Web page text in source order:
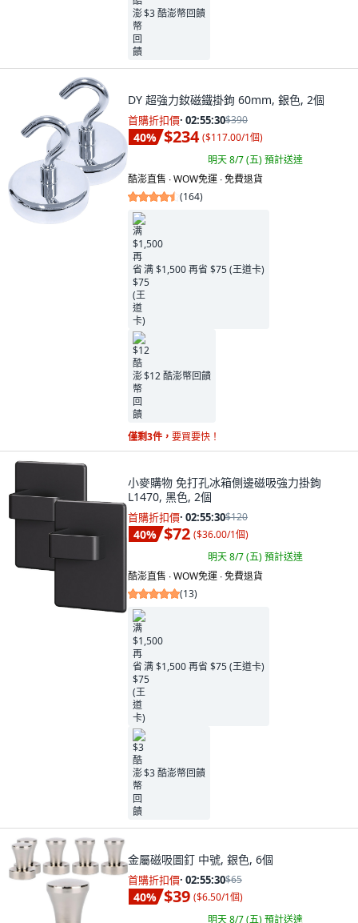
$3 酷澎幣回饋
DY 超強力釹磁鐵掛鉤 60mm, 銀色, 2個
首購折扣價· 02:55:29$390
40% $234 ($117.00/1個)
明天 8/7 (五)預計送達
酷澎直售 ∙ WOW免運 ∙ 免費退貨
(164)
满 $1,500 再省 $75 (王道卡)
$12 酷澎幣回饋
僅剩3件， 要買要快！
小麥購物 免打孔冰箱側邊磁吸強力掛鉤
L1470, 黑色, 2個
首購折扣價· 02:55:29$120
40% $72 ($36.00/1個)
明天 8/7 (五)預計送達
酷澎直售 ∙ WOW免運 ∙ 免費退貨
(13)
满 $1,500 再省 $75 (王道卡)
$3 酷澎幣回饋
金屬磁吸圖釘 中號, 銀色, 6個
首購折扣價· 02:55:29$65
40% $39 ($6.50/1個)
明天 8/7 (五)預計送達